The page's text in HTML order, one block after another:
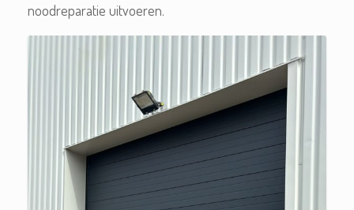
noodreparatie uitvoeren.